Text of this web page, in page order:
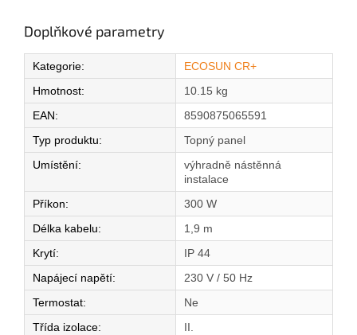
Doplňkové parametry
Kategorie:
ECOSUN CR+
Hmotnost:
10.15 kg
EAN:
8590875065591
Typ produktu:
Topný panel
Umístění:
výhradně nástěnná
instalace
Příkon:
300 W
Délka kabelu:
1,9 m
Krytí:
IP 44
Napájecí napětí:
230 V / 50 Hz
Termostat:
Ne
Třída izolace:
II.